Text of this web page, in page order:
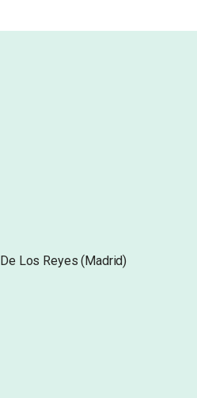
Los Reyes (Madrid)